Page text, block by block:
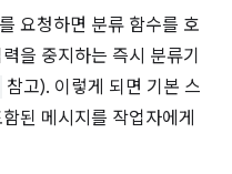
요청하면 분류 함수를 호
을 중지하는 즉시 분류기
참고). 이렇게 되면 기본 스
된 메시지를 작업자에게